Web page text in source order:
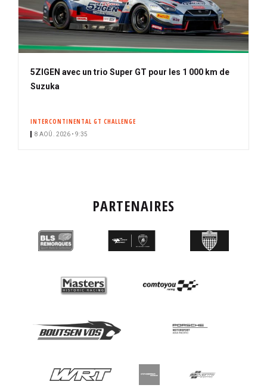
5ZIGEN avec un trio Super GT pour les 1 000 km de
Suzuka
INTERCONTINENTAL GT CHALLENGE
8 AOÛ. 2026 • 9:35
PARTENAIRES